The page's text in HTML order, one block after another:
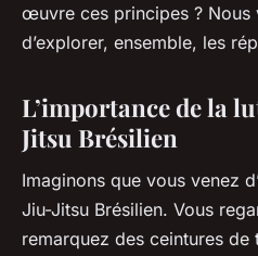
œuvre ces principes ? Nous
d’explorer, ensemble, les
L’importance de la
Jitsu Brésilien
Imaginons que vous venez
Jiu-Jitsu Brésilien. Vous
remarquez des ceintures de